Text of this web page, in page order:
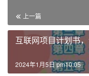
上一篇
互联网项目计划书
2024年1月5日 pm10:05